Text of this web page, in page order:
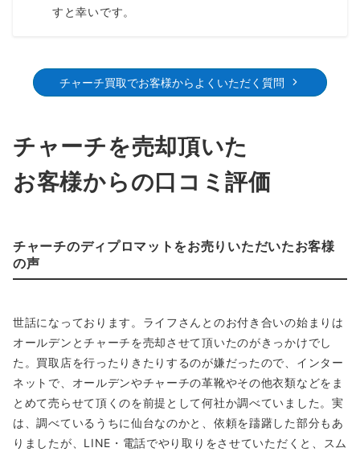
すと幸いです。
チャーチ買取でお客様からよくいただく質問
チャーチを売却頂いた
お客様からの口コミ評価
チャーチのディプロマットをお売りいただいたお客様
の声
世話になっております。ライフさんとのお付き合いの始まりは
オールデンとチャーチを売却させて頂いたのがきっかけでし
た。買取店を行ったりきたりするのが嫌だったので、インター
ネットで、オールデンやチャーチの革靴やその他衣類などをま
とめて売らせて頂くのを前提として何社か調べていました。実
は、調べているうちに仙台なのかと、依頼を躊躇した部分もあ
りましたが、LINE・電話でやり取りをさせていただくと、スム